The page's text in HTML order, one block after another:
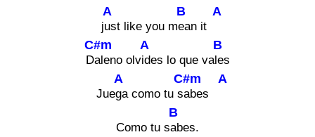
j
A
ust like you m
B
ean it
A
D
C#m
aleno olv
A
ides lo que va
B
les
Jue
A
ga como tu s
C#m
abes
A
Como tu s
B
abes.